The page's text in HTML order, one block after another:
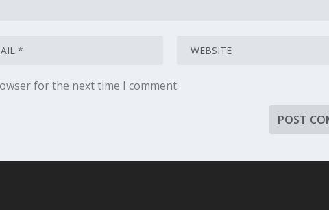
for the next time I comment.